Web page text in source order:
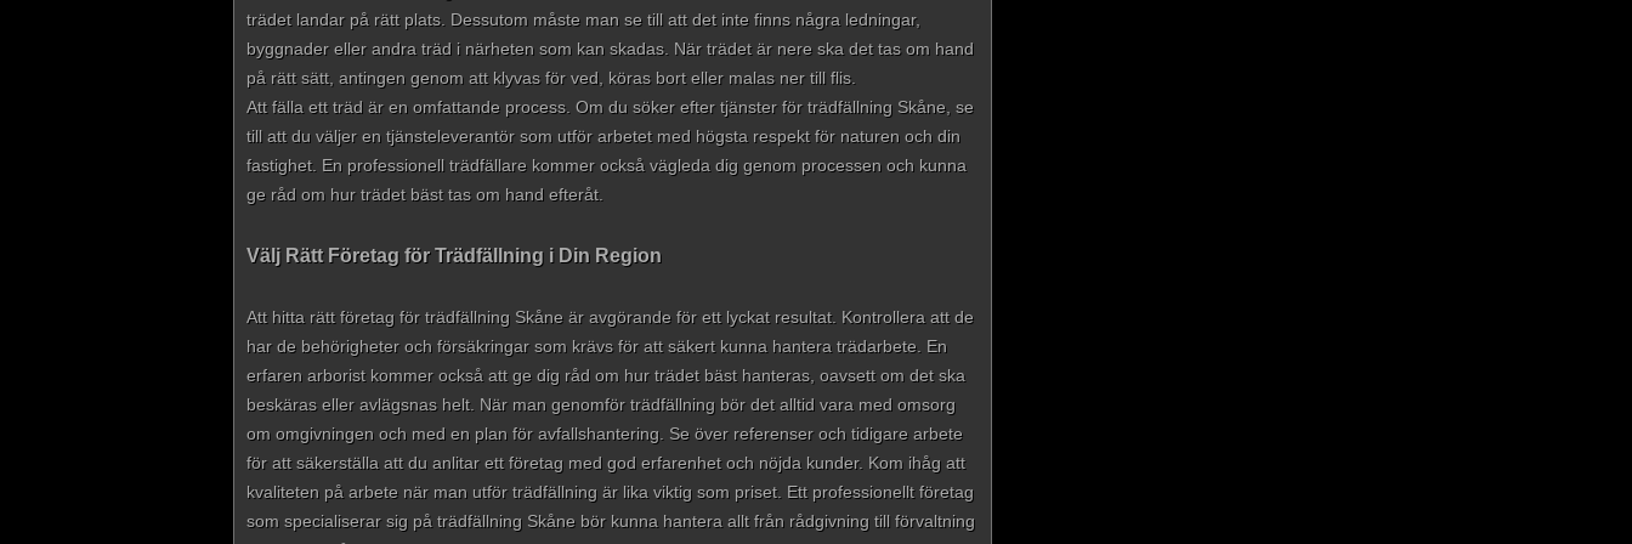
trädet landar på rätt plats. Dessutom måste man se till att det inte finns några ledningar,
byggnader eller andra träd i närheten som kan skadas. När trädet är nere ska det tas om hand
på rätt sätt, antingen genom att klyvas för ved, köras bort eller malas ner till flis.
Att fälla ett träd är en omfattande process. Om du söker efter tjänster för trädfällning Skåne, se
till att du väljer en tjänsteleverantör som utför arbetet med högsta respekt för naturen och din
fastighet. En professionell trädfällare kommer också vägleda dig genom processen och kunna
ge råd om hur trädet bäst tas om hand efteråt.
Välj Rätt Företag för Trädfällning i Din Region
Att hitta rätt företag för trädfällning Skåne är avgörande för ett lyckat resultat. Kontrollera att de
har de behörigheter och försäkringar som krävs för att säkert kunna hantera trädarbete. En
erfaren arborist kommer också att ge dig råd om hur trädet bäst hanteras, oavsett om det ska
beskäras eller avlägsnas helt. När man genomför trädfällning bör det alltid vara med omsorg
om omgivningen och med en plan för avfallshantering. Se över referenser och tidigare arbete
för att säkerställa att du anlitar ett företag med god erfarenhet och nöjda kunder. Kom ihåg att
kvaliteten på arbete när man utför trädfällning är lika viktig som priset. Ett professionellt företag
som specialiserar sig på trädfällning Skåne bör kunna hantera allt från rådgivning till förvaltning